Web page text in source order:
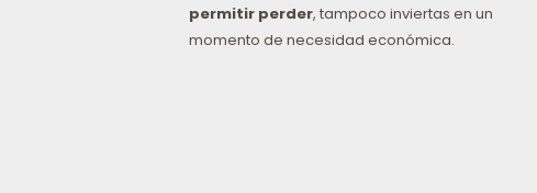
permitir perder, tampoco inviertas en un
momento de necesidad económica.